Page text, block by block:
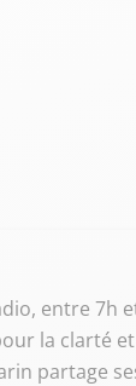
entre 7h
la clarté
partage